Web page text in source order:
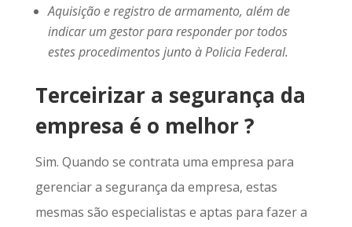
Aquisição e registro de armamento, além de
indicar um gestor para responder por todos
estes procedimentos junto à Policia Federal.
Terceirizar a segurança da
empresa é o melhor ?
Sim. Quando se contrata uma empresa para
gerenciar a segurança da empresa, estas
mesmas são especialistas e aptas para fazer a